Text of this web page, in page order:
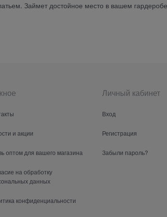
Займет достойное место в вашем
и акции
оптом для вашего магазина
на обработку
данных
конфиденциальности
Личный кабинет
Вход
Регистрация
Забыли пароль?